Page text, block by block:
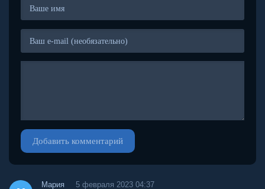
Добавить комментарий
Мария 5 февраля 2023 04:37